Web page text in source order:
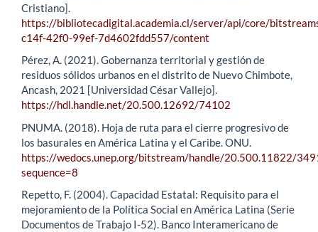
Cristiano].
https://bibliotecadigital.academia.cl/server/api/core/
c14f-42f0-99ef-7d4602fdd557/content
Pérez, A. (2021). Gobernanza territorial y gestión de
residuos sólidos urbanos en el distrito de Nuevo Chimbote,
Ancash, 2021 [Universidad César Vallejo].
https://hdl.handle.net/20.500.12692/74102
PNUMA. (2018). Hoja de ruta para el cierre progresivo de
los basurales en América Latina y el Caribe. ONU.
https://wedocs.unep.org/bitstream/handle/20.500.11822/
sequence=8
Repetto, F. (2004). Capacidad Estatal: Requisito para el
mejoramiento de la Política Social en América Latina (Serie
Documentos de Trabajo I-52). Banco Interamericano de